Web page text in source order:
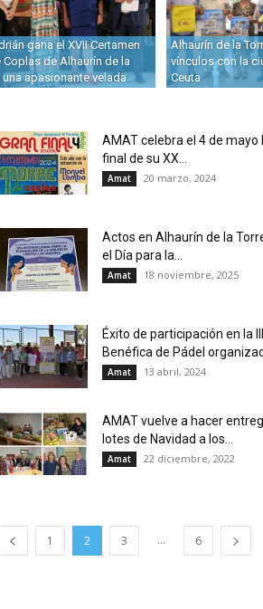
gana el XVII Certamen
Coplas de Alhaurín de la
una apasionante velada
Alhaurín de la
vínculos con la
Ceuta
AMAT celebra el 4 de mayo
final de su XX...
Amat 20 marzo, 2024
Actos en Alhaurín de la
el Día para la...
Amat 18 noviembre, 2025
Éxito de participación en la III
Benéfica de Pádel
Amat 13 abril, 2024
AMAT vuelve a hacer
lotes de Navidad a los...
Amat 22 diciembre, 2022
1 2 3 ... 6